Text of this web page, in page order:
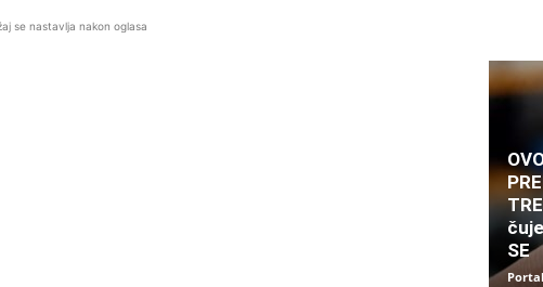
se nastavlja nakon oglasa
SE
Portal